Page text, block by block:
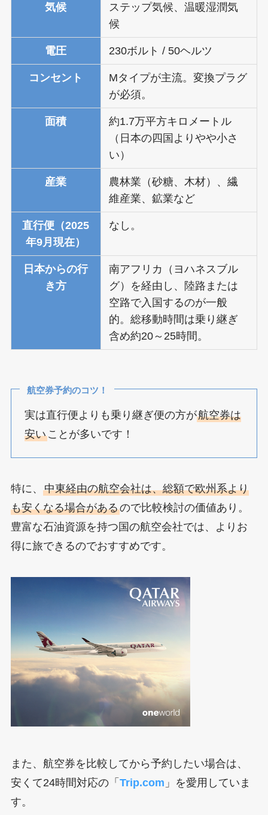
気候
ステップ気候、温暖湿潤気
候
電圧 230ボルト / 50ヘルツ
コンセント
Mタイプが主流。変換プラグ
が必須。
面積
約1.7万平方キロメートル
（日本の四国よりやや小さ
い）
産業
農林業（砂糖、木材）、繊
維産業、鉱業など
直行便（2025
年9月現在）
なし。
日本からの行
き方
南アフリカ（ヨハネスブル
グ）を経由し、陸路または
空路で入国するのが一般
的。総移動時間は乗り継ぎ
含め約20～25時間。
航空券予約のコツ！
実は直行便よりも乗り継ぎ便の方が航空券は
安いことが多いです！
特に、 中東経由の航空会社は、総額で欧州系より
も安くなる場合があるので比較検討の価値あり。
豊富な石油資源を持つ国の航空会社では、よりお
得に旅できるのでおすすめです。
また、航空券を比較してから予約したい場合は、
安くて24時間対応の「 Trip.com 」を愛用していま
す。